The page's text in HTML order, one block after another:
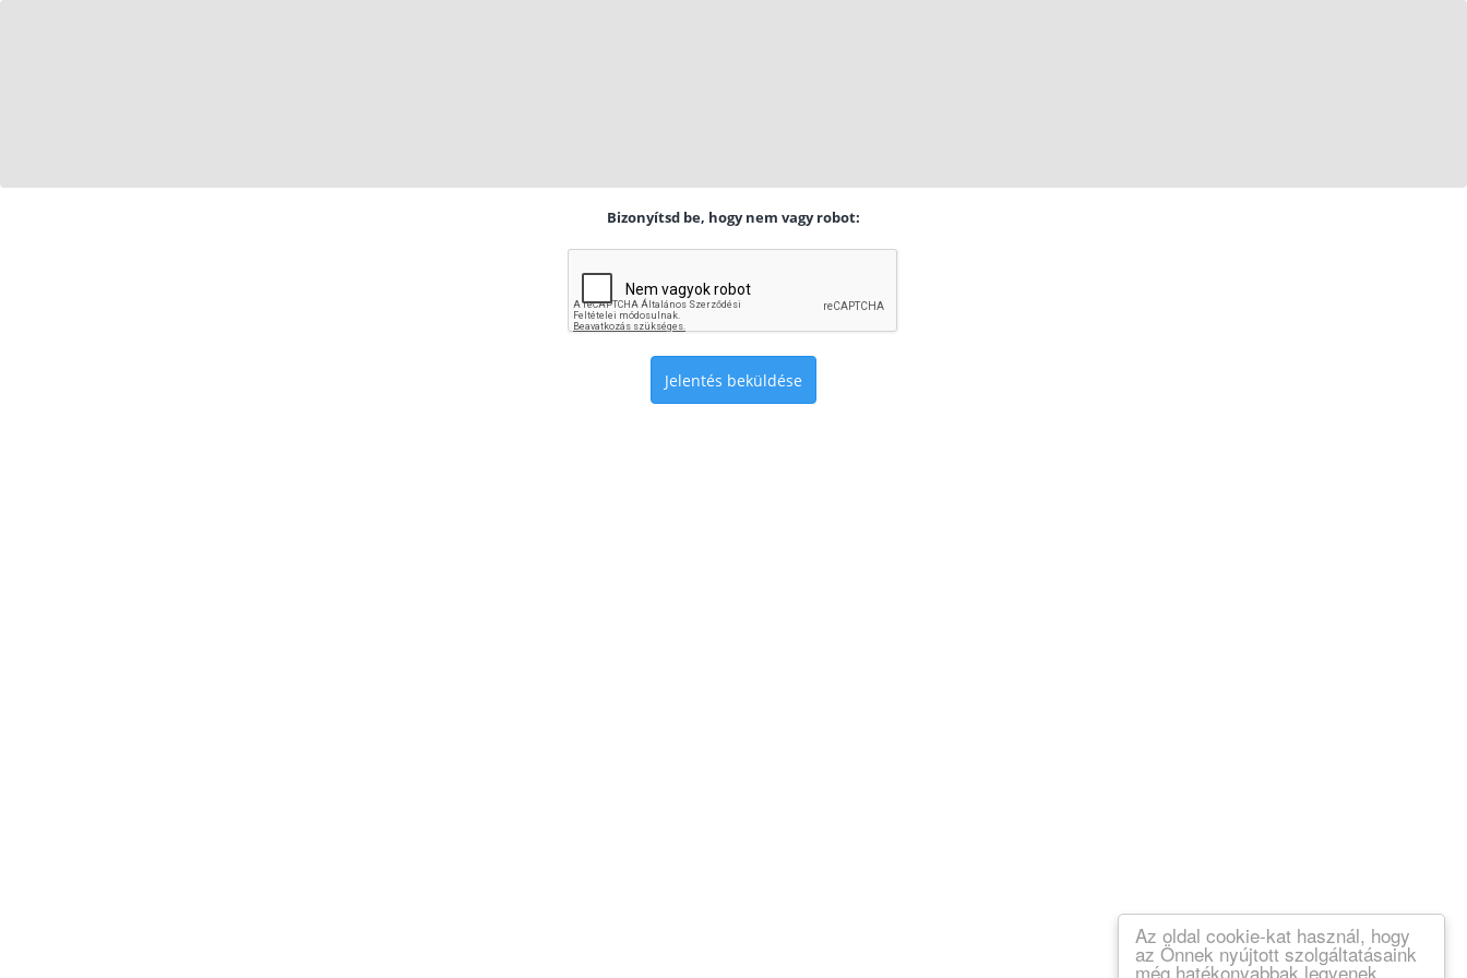
Az oldal cookie-kat használ, hogy
az Önnek nyújtott szolgáltatásaink
még hatékonyabbak legyenek.
Bizonyítsd be, hogy nem vagy robot:
Jelentés beküldése